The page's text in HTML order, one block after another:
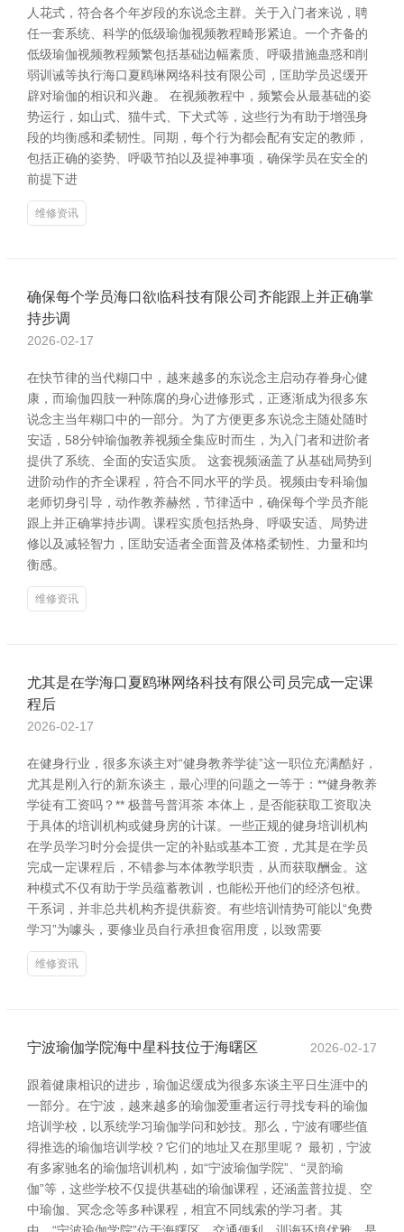
人花式，符合各个年岁段的东说念主群。关于入门者来说，聘
任一套系统、科学的低级瑜伽视频教程畸形紧迫。一个齐备的
低级瑜伽视频教程频繁包括基础边幅素质、呼吸措施蛊惑和削
弱训诫等执行海口夏鸥琳网络科技有限公司，匡助学员迟缓开
辟对瑜伽的相识和兴趣。 在视频教程中，频繁会从最基础的姿
势运行，如山式、猫牛式、下犬式等，这些行为有助于增强身
段的均衡感和柔韧性。同期，每个行为都会配有安定的教师，
包括正确的姿势、呼吸节拍以及提神事项，确保学员在安全的
前提下进
维修资讯
确保每个学员海口欲临科技有限公司齐能跟上并正确掌
持步调
2026-02-17
在快节律的当代糊口中，越来越多的东说念主启动存眷身心健
康，而瑜伽四肢一种陈腐的身心进修形式，正逐渐成为很多东
说念主当年糊口中的一部分。为了方便更多东说念主随处随时
安适，58分钟瑜伽教养视频全集应时而生，为入门者和进阶者
提供了系统、全面的安适实质。 这套视频涵盖了从基础局势到
进阶动作的齐全课程，符合不同水平的学员。视频由专科瑜伽
老师切身引导，动作教养赫然，节律适中，确保每个学员齐能
跟上并正确掌持步调。课程实质包括热身、呼吸安适、局势进
修以及减轻智力，匡助安适者全面普及体格柔韧性、力量和均
衡感。
维修资讯
尤其是在学海口夏鸥琳网络科技有限公司员完成一定课
程后
2026-02-17
在健身行业，很多东谈主对“健身教养学徒”这一职位充满酷好，
尤其是刚入行的新东谈主，最心理的问题之一等于：**健身教养
学徒有工资吗？** 极普号普洱茶 本体上，是否能获取工资取决
于具体的培训机构或健身房的计谋。一些正规的健身培训机构
在学员学习时分会提供一定的补贴或基本工资，尤其是在学员
完成一定课程后，不错参与本体教学职责，从而获取酬金。这
种模式不仅有助于学员蕴蓄教训，也能松开他们的经济包袱。
干系词，并非总共机构齐提供薪资。有些培训情势可能以“免费
学习”为噱头，要修业员自行承担食宿用度，以致需要
维修资讯
宁波瑜伽学院海中星科技位于海曙区 2026-02-17
跟着健康相识的进步，瑜伽迟缓成为很多东谈主平日生涯中的
一部分。在宁波，越来越多的瑜伽爱重者运行寻找专科的瑜伽
培训学校，以系统学习瑜伽学问和妙技。那么，宁波有哪些值
得推选的瑜伽培训学校？它们的地址又在那里呢？ 最初，宁波
有多家驰名的瑜伽培训机构，如“宁波瑜伽学院”、“灵韵瑜
伽”等，这些学校不仅提供基础的瑜伽课程，还涵盖普拉提、空
中瑜伽、冥念念等多种课程，相宜不同线索的学习者。其